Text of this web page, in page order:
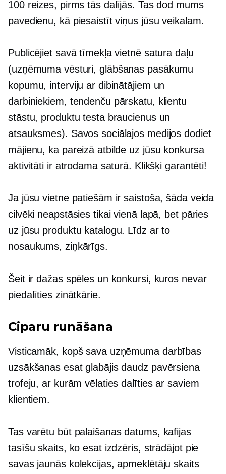
100 reizes, pirms tās dalījās. Tas dod mums
pavedienu, kā piesaistīt viņus jūsu veikalam.
Publicējiet savā tīmekļa vietnē satura daļu
(uzņēmuma vēsturi, glābšanas pasākumu
kopumu, interviju ar dibinātājiem un
darbiniekiem, tendenču pārskatu, klientu
stāstu, produktu testa braucienus un
atsauksmes). Savos sociālajos medijos dodiet
mājienu, ka pareizā atbilde uz jūsu konkursa
aktivitāti ir atrodama saturā. Klikšķi garantēti!
Ja jūsu vietne patiešām ir saistoša, šāda veida
cilvēki neapstāsies tikai vienā lapā, bet pāries
uz jūsu produktu katalogu. Līdz ar to
nosaukums, ziņkārīgs.
Šeit ir dažas spēles un konkursi, kuros nevar
piedalīties zinātkārie.
Ciparu runāšana
Visticamāk, kopš sava uzņēmuma darbības
uzsākšanas esat glabājis daudz pavērsiena
trofeju, ar kurām vēlaties dalīties ar saviem
klientiem.
Tas varētu būt palaišanas datums, kafijas
tasīšu skaits, ko esat izdzēris, strādājot pie
savas jaunās kolekcijas, apmeklētāju skaits